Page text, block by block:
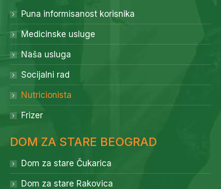
Puna informisanost korisnika
Medicinske usluge
Naša usluga
Socijalni rad
Nutricionista
Frizer
DOM ZA STARE BEOGRAD
Dom za stare Čukarica
Dom za stare Rakovica